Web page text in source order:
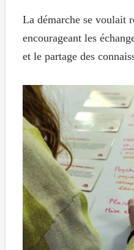
La démarche se voulait
encourageant les
et le partage des